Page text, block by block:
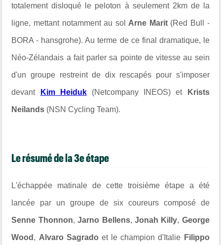
totalement disloqué le peloton à seulement 2km de la
ligne, mettant notamment au sol Arne Marit (Red Bull -
BORA - hansgrohe). Au terme de ce final dramatique, le
Néo-Zélandais a fait parler sa pointe de vitesse au sein
d'un groupe restreint de dix rescapés pour s'imposer
devant Kim Heiduk(Netcompany INEOS) et Krists
Neilands (NSN Cycling Team).
Le résumé de la 3e étape
L'échappée matinale de cette troisième étape a été
lancée par un groupe de six coureurs composé de
Senne Thonnon,Jarno Bellens, Jonah Killy, George
Wood , Alvaro Sagrado et le champion d'Italie Filippo